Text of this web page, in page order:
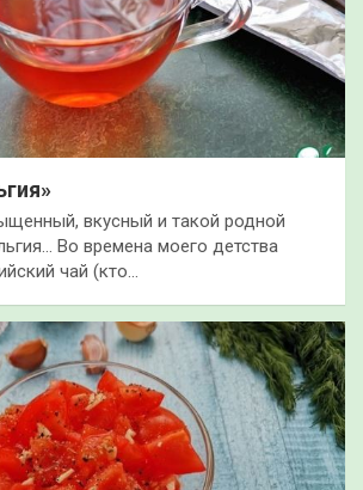
вкусный и такой родной
Во времена моего детства
чай (кто…